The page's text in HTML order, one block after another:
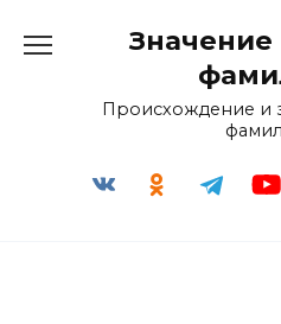
Происхождение и